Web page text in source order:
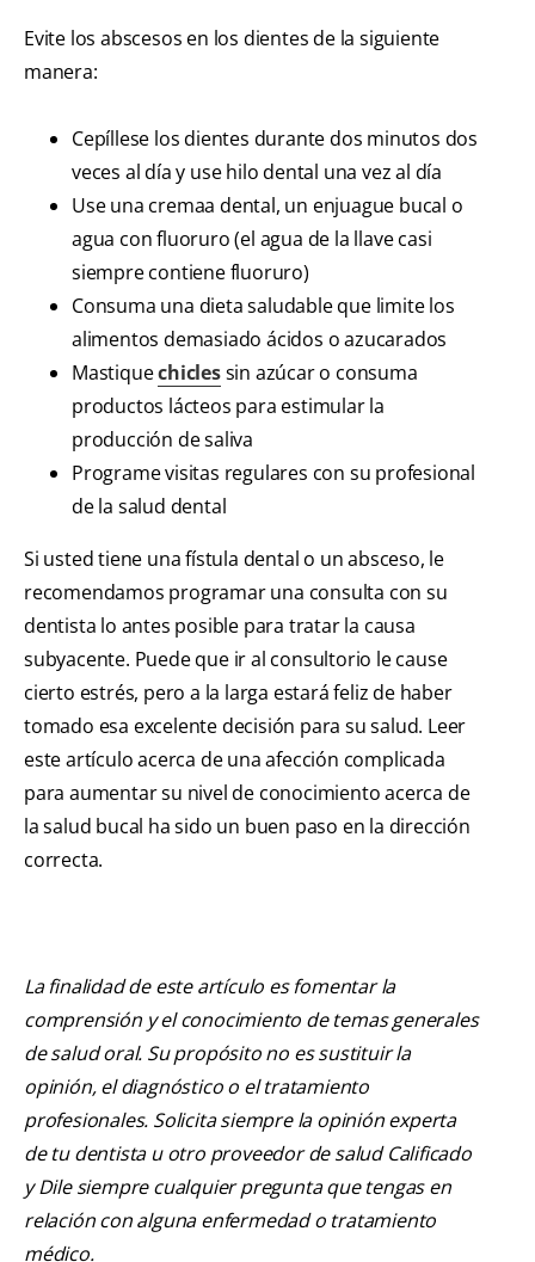
Evite los abscesos en los dientes de la siguiente
manera:
Cepíllese los dientes durante dos minutos dos
veces al día y use hilo dental una vez al día
Use una cremaa dental, un enjuague bucal o
agua con fluoruro (el agua de la llave casi
siempre contiene fluoruro)
Consuma una dieta saludable que limite los
alimentos demasiado ácidos o azucarados
Mastiquechiclessin azúcar o consuma
productos lácteos para estimular la
producción de saliva
Programe visitas regulares con su profesional
de la salud dental
Si usted tiene una fístula dental o un absceso, le
recomendamos programar una consulta con su
dentista lo antes posible para tratar la causa
subyacente. Puede que ir al consultorio le cause
cierto estrés, pero a la larga estará feliz de haber
tomado esa excelente decisión para su salud. Leer
este artículo acerca de una afección complicada
para aumentar su nivel de conocimiento acerca de
la salud bucal ha sido un buen paso en la dirección
correcta.
La finalidad de este artículo es fomentar la
comprensión y el conocimiento de temas generales
de salud oral. Su propósito no es sustituir la
opinión, el diagnóstico o el tratamiento
profesionales. Solicita siempre la opinión experta
de tu dentista u otro proveedor de salud Calificado
y Dile siempre cualquier pregunta que tengas en
relación con alguna enfermedad o tratamiento
médico.